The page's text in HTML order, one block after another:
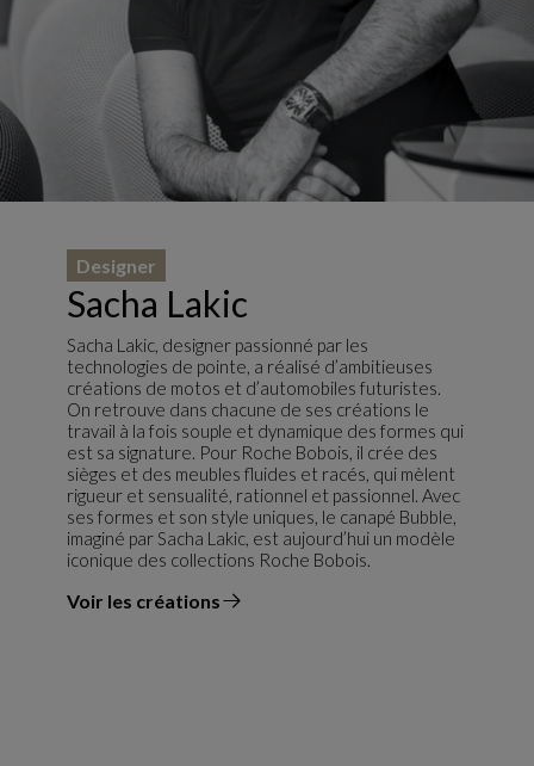
Sacha Lakic
Designer
Sacha Lakic, designer passionné par les
technologies de pointe, a réalisé d’ambitieuses
créations de motos et d’automobiles futuristes.
On retrouve dans chacune de ses créations le
travail à la fois souple et dynamique des formes qui
est sa signature. Pour Roche Bobois, il crée des
sièges et des meubles fluides et racés, qui mèlent
rigueur et sensualité, rationnel et passionnel. Avec
ses formes et son style uniques, le canapé Bubble,
imaginé par Sacha Lakic, est aujourd’hui un modèle
iconique des collections Roche Bobois.
Voir les créations
du designer